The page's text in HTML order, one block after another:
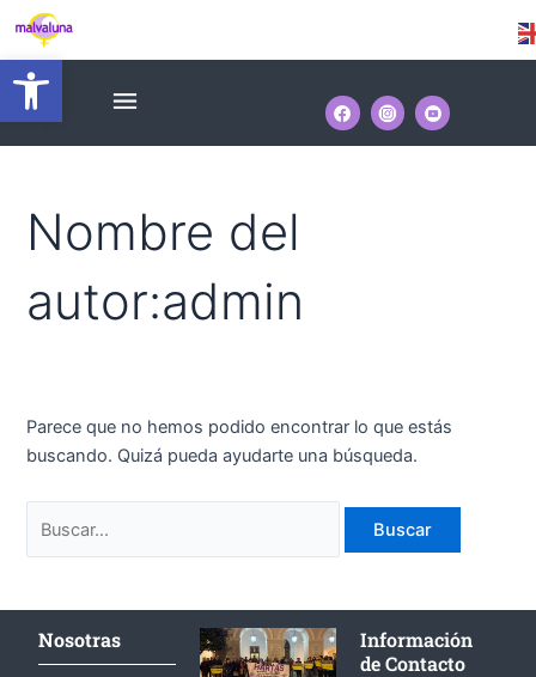
Abrir barra de herramientas
contenido
Menú
Nombre del
autor:admin
Parece que no hemos podido encontrar lo que estás
buscando. Quizá pueda ayudarte una búsqueda.
Buscar
por:
Nosotras
Información
de Contacto